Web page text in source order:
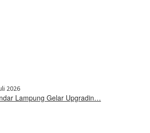
2026
Lampung Gelar Upgradin…